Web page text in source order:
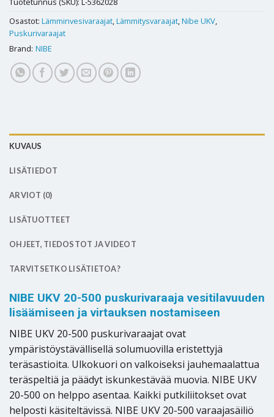
Osastot: Lämminvesivaraajat,Lämmitysvaraajat,Nibe UKV,
Puskurivaraajat
Brand: NIBE
KUVAUS
LISÄTIEDOT
ARVIOT (0)
LISÄTUOTTEET
OHJEET, TIEDOSTOT JA VIDEOT
TARVITSETKO LISÄTIETOA?
NIBE UKV 20-500 puskurivaraaja vesitilavuuden
lisäämiseen ja virtauksen nostamiseen
NIBE UKV 20-500 puskurivaraajat ovat
ympäristöystävällisellä solumuovilla eristettyjä
teräsastioita. Ulkokuori on valkoiseksi jauhemaalattua
teräspeltiä ja päädyt iskunkestävää muovia. NIBE UKV
20-500 on helppo asentaa. Kaikki putkiliitokset ovat
helposti käsiteltävissä. NIBE UKV 20-500 varaajasäiliö